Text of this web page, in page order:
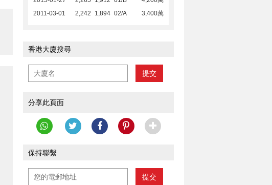
2011-03-01
2,242 1,894 02/A 3,400萬
香港大廈搜尋
提交
分享此頁面
保持聯繫
提交